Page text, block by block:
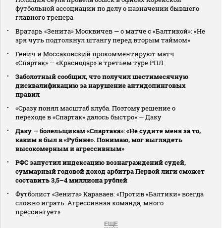
футбольной ассоциации по делу о назначении бывшего
главного тренера
Вратарь «Зенита» Москвичев — о матче с «Балтикой»: «Не
зря чуть подтолкнул штангу перед вторым таймом»
Генич и Моссаковский прокомментируют матч
«Спартак» — «Краснодар» в третьем туре РПЛ
Заболотный сообщил, что получил шестимесячную
дисквалификацию за нарушение антидопинговых
правил
«Сразу понял масштаб клуба. Поэтому решение о
переходе в «Спартак» далось быстро» — Даку
Даку — болельщикам «Спартака»: «Не судите меня за то,
каким я был в «Рубине». Понимаю, мог выглядеть
высокомерным и агрессивным»
РФС запустил индексацию вознаграждений судей,
суммарный годовой доход арбитра Первой лиги сможет
составить 3,5–4 миллиона рублей
Футболист «Зенита» Караваев: «Против «Балтики» всегда
сложно играть. Агрессивная команда, много
прессингует»
ЕЩЕ